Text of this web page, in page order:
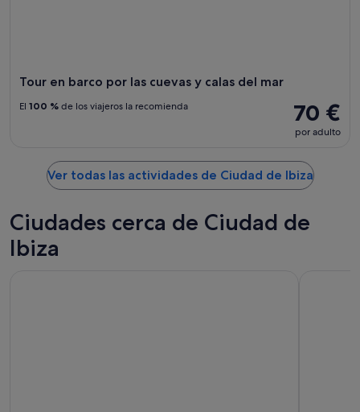
Tour en barco por las cuevas y calas del mar
70 €
por adulto
El 100 % de los viajeros la recomienda
Ver todas las actividades de Ciudad de Ibiza
Ciudades cerca de Ciudad de
Ibiza